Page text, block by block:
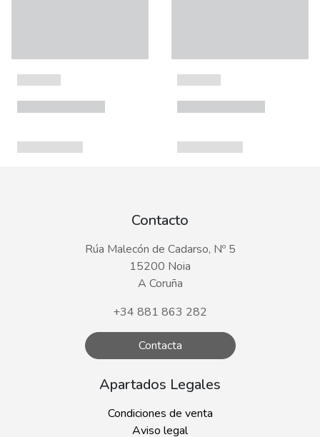
Contacto
Rúa Malecón de Cadarso, Nº 5
15200 Noia
A Coruña
+34 881 863 282
Contacta
Apartados Legales
Condiciones de venta
Aviso legal